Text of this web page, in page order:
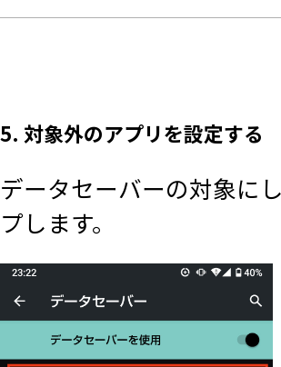
5. 対象外のアプリを設定する
データセーバーの対象に
プします。